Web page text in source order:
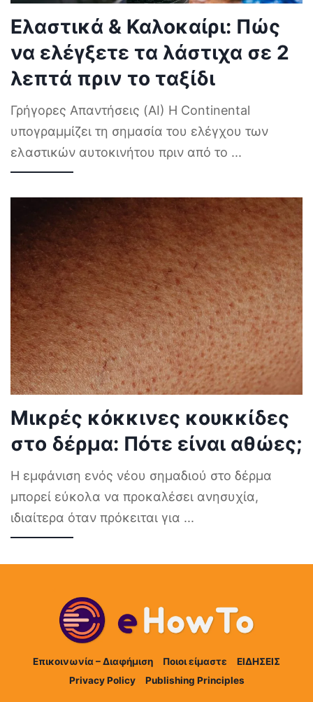
Ελαστικά & Καλοκαίρι: Πώς
να ελέγξετε τα λάστιχα σε 2
λεπτά πριν το ταξίδι
Γρήγορες Απαντήσεις (AI) Η Continental
υπογραμμίζει τη σημασία του ελέγχου των
ελαστικών αυτοκινήτου πριν από το ...
Μικρές κόκκινες κουκκίδες
στο δέρμα: Πότε είναι αθώες;
Η εμφάνιση ενός νέου σημαδιού στο δέρμα
μπορεί εύκολα να προκαλέσει ανησυχία,
ιδιαίτερα όταν πρόκειται για ...
Επικοινωνία – Διαφήμιση Ποιοι είμαστε
ΕΙΔΗΣΕΙΣ
Privacy Policy
Publishing Principles